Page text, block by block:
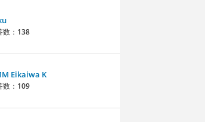
数： 138
Eikaiwa K
数： 109